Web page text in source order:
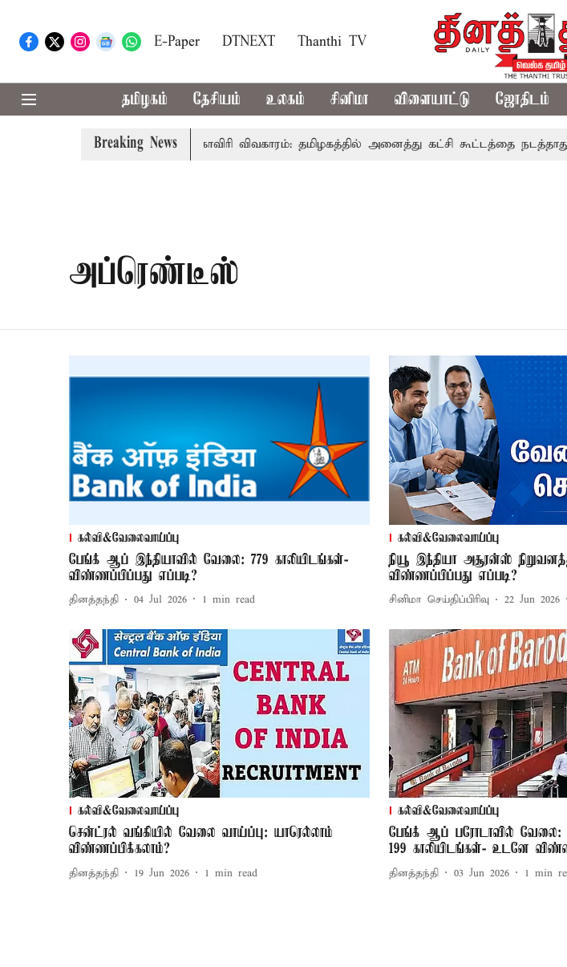
E-Paper DTNEXT Thanthi TV
தமிழகம் தேசியம் உலகம் சினிமா விளையாட்டு ஜோதிடம்
Breaking News
அமைச்சர் விஜய் உரை காவிரி விவகாரம்: தமிழகத்தில் அனைத்து கட்சி கூட்டத்தை நடத்தாது
அப்ரெண்டீஸ்
கல்வி&வேலைவாய்ப்பு
பேங்க் ஆப் இந்தியாவில் வேலை: 779 காலியிடங்கள்-
விண்ணப்பிப்பது எப்படி?
தினத்தந்தி 04 Jul 2026 1 min read
கல்வி&வேலைவாய்ப்பு
நியூ இந்தியா அசூரன்ஸ்
விண்ணப்பிப்பது எப்படி?
சினிமா செய்திப்பிரிவு 22 Jun 2026
கல்வி&வேலைவாய்ப்பு
சென்ட்ரல் வங்கியில் வேலை வாய்ப்பு: யாரெல்லாம்
விண்ணப்பிக்கலாம்?
தினத்தந்தி 19 Jun 2026 1 min read
கல்வி&வேலைவாய்ப்பு
பேங்க் ஆப் பரோடாவில் வேலை:
199 காலியிடங்கள்- உடனே
தினத்தந்தி 03 Jun 2026 1 min